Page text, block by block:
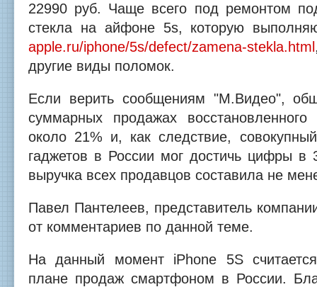
22990 руб. Чаще всего под ремонтом
стекла на айфоне 5s, которую
apple.ru/iphone/5s/defect/zamena-stekla.html
другие виды поломок.
Если верить сообщениям "М.Видео",
суммарных продажах
около 21% и, как следствие,
гаджетов в России мог достичь цифры
выручка всех продавцов составила не
Павел Пантелеев, представитель
от комментариев по данной теме.
На данный момент iPhone 5S
плане продаж смартфоном в России.